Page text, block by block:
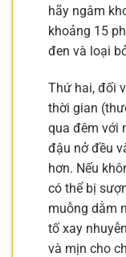
hãy ngâm
khoảng 15
đen và loại
Thứ hai, đối
thời gian
qua đêm với
đậu nở đều
hơn. Nếu
có thể bị
muỗng dằm
tố xay
và mịn cho